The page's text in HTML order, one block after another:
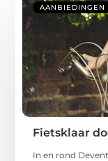
AANBIEDINGEN
Fietsklaar
In en rond